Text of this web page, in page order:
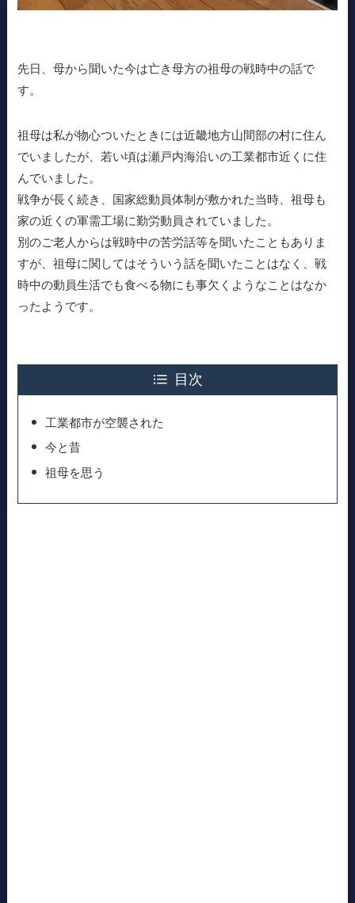
先日、母から聞いた今は亡き母方の祖母の戦時中の話で
す。
祖母は私が物心ついたときには近畿地方山間部の村に住ん
でいましたが、若い頃は瀬戸内海沿いの工業都市近くに住
んでいました。
戦争が長く続き、国家総動員体制が敷かれた当時、祖母も
家の近くの軍需工場に勤労動員されていました。
別のご老人からは戦時中の苦労話等を聞いたこともありま
すが、祖母に関してはそういう話を聞いたことはなく、戦
時中の動員生活でも食べる物にも事欠くようなことはなか
ったようです。
目次
工業都市が空襲された
今と昔
祖母を思う